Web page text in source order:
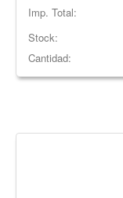
Imp. Total:
Stock:
Cantidad: